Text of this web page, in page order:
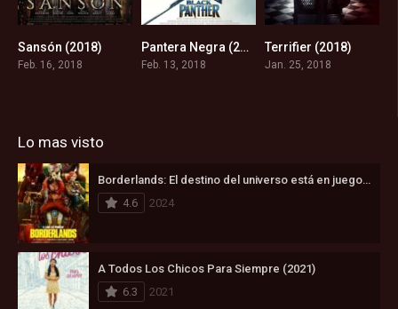
Sansón (2018)
Feb. 16, 2018
7.3
Pantera Negra (2018)
Feb. 13, 2018
Terrifier (2018)
Jan. 25, 2018
Lo mas visto
4.6
2024
A Todos Los Chicos Para Siempre (2021)
6.3
2021